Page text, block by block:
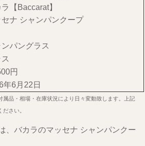
【Baccarat】
セナ シャンパンクープ
ンパングラス
円
年6月22日
品・相場・在庫状況により日々変動致します。上記
さい。
、バカラのマッセナ シャンパンクー